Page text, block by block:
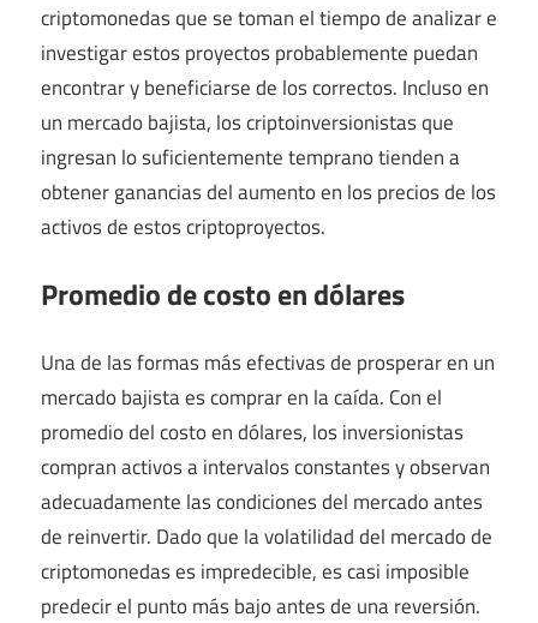
criptomonedas que se toman el tiempo de analizar e
investigar estos proyectos probablemente puedan
encontrar y beneficiarse de los correctos. Incluso en
un mercado bajista, los criptoinversionistas que
ingresan lo suficientemente temprano tienden a
obtener ganancias del aumento en los precios de los
activos de estos criptoproyectos.
Promedio de costo en dólares
Una de las formas más efectivas de prosperar en un
mercado bajista es comprar en la caída. Con el
promedio del costo en dólares, los inversionistas
compran activos a intervalos constantes y observan
adecuadamente las condiciones del mercado antes
de reinvertir. Dado que la volatilidad del mercado de
criptomonedas es impredecible, es casi imposible
predecir el punto más bajo antes de una reversión.